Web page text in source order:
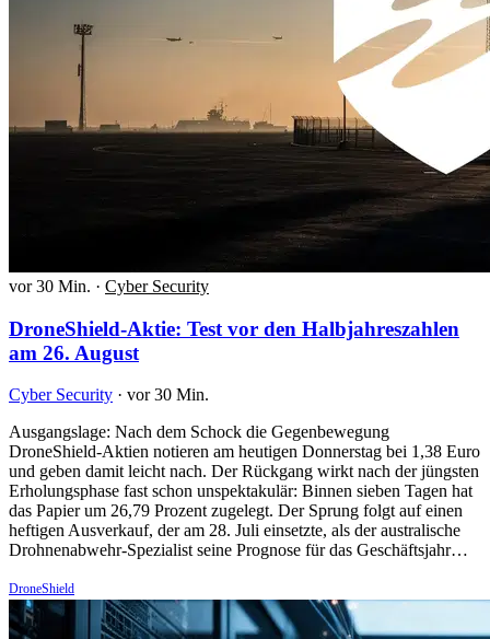
vor 30 Min. · Cyber Security
DroneShield-Aktie: Test vor den Halbjahreszahlen
am 26. August
Cyber Security · vor 30 Min.
Ausgangslage: Nach dem Schock die Gegenbewegung
DroneShield-Aktien notieren am heutigen Donnerstag bei 1,38 Euro
und geben damit leicht nach. Der Rückgang wirkt nach der jüngsten
Erholungsphase fast schon unspektakulär: Binnen sieben Tagen hat
das Papier um 26,79 Prozent zugelegt. Der Sprung folgt auf einen
heftigen Ausverkauf, der am 28. Juli einsetzte, als der australische
Drohnenabwehr-Spezialist seine Prognose für das Geschäftsjahr…
DroneShield